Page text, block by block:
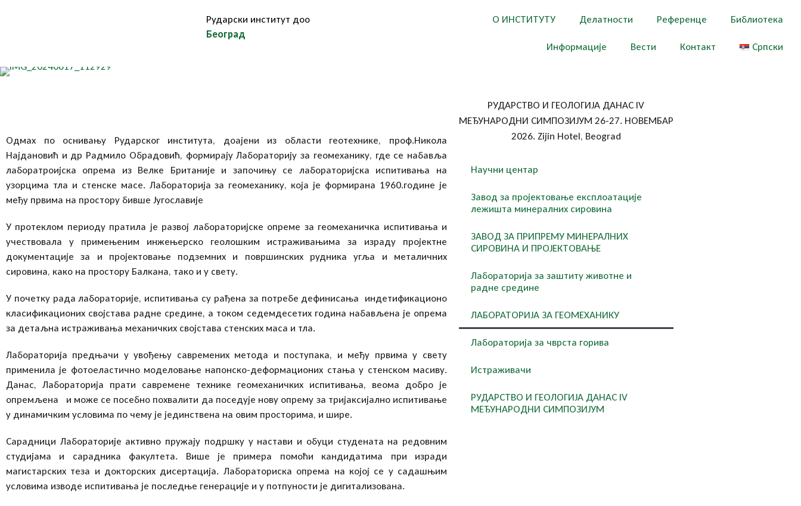
Рударски институт доо
Београд
О ИНСТИТУТУ Делатности Референце Библиотека
Информације Вести Контакт Српски
Одмах по оснивању Рударског института, доајени из области геотехнике, проф.Никола
Најдановић и др Радмило Обрадовић, формирају Лабораторију за геомеханику, где се набавља
лаборатроијска опрема из Велке Британије и започињу се лабораторијска испитивања на
узорцима тла и стенске масе. Лабораторија за геомеханику, која је формирана 1960.године је
међу првима на простору бивше Југославије
У протеклом периоду пратила је развој лабораторијске опреме за геомеханичка испитивања и
учествовала у примењеним инжењерско геолошким истраживањима за израду пројектне
документације за и пројектовање подземних и површинских рудника угља и металичних
сировина, како на простору Балкана, тако и у свету.
У почетку рада лабораторије, испитивања су рађена за потребе дефинисања индетификационо
класификационих својстава радне средине, а током седемдесетих година набављена је опрема
за детаљна истраживања механичких својстава стенских маса и тла.
Лабораторија предњачи у увођењу савремених метода и поступака, и међу првима у свету
применила jе фотоеластично моделовање напонско-деформационих стања у стенском масиву.
Данас, Лабораторија прати савремене технике геомеханичких испитивања, веома добро је
опремљена и може се посебно похвалити да поседује нову опрему за тријаксијално испитивање
у динамичким условима по чему је јединствена на овим просторима, и шире.
Сарадници Лабораторије активно пружају подршку у настави и обуци студената на редовним
студијама и сарадника факултета. Више je примера помоћи кандидатима при изради
магистарских теза и докторских дисертација. Лабораториска опрема на којој се у садашњим
условима изводе испитивања је последње генерације и у потпуности је дигитализована.
РУДАРСТВО И ГЕОЛОГИЈА ДАНАС IV
МЕЂУНАРОДНИ СИМПОЗИЈУМ 26-27. НОВЕМБАР
2026. Zijin Hotel, Beograd
Научни центар
Завод за пројектовање експлоатације
лежишта минералних сировина
ЗАВОД ЗА ПРИПРЕМУ МИНЕРАЛНИХ
СИРОВИНА И ПРОЈЕКТОВАЊЕ
Лабораторија за заштиту животне и
радне средине
ЛАБОРАТОРИЈА ЗА ГЕОМЕХАНИКУ
Лабораторија за чврста горива
Истраживачи
РУДАРСТВО И ГЕОЛОГИЈА ДАНАС IV
МЕЂУНАРОДНИ СИМПОЗИЈУМ